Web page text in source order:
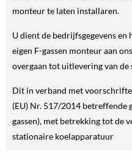
monteur te laten installaren.
U dient de bedrijfsgegevens
eigen F-gassen monteur aan
overgaan tot uitlevering van
Dit in verband met
(EU) Nr. 517/2014 betreffende
gassen), met betrekking tot de
stationaire koelapparatuur